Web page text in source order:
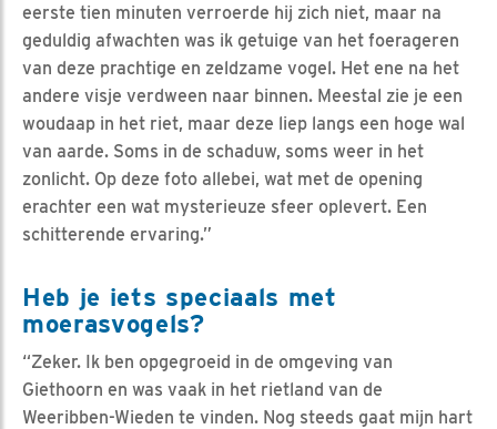
eerste tien minuten verroerde hij zich niet, maar na
geduldig afwachten was ik getuige van het foerageren
van deze prachtige en zeldzame vogel. Het ene na het
andere visje verdween naar binnen. Meestal zie je een
woudaap in het riet, maar deze liep langs een hoge wal
van aarde. Soms in de schaduw, soms weer in het
zonlicht. Op deze foto allebei, wat met de opening
erachter een wat mysterieuze sfeer oplevert. Een
schitterende ervaring.”
Heb je iets speciaals met
moerasvogels?
“Zeker. Ik ben opgegroeid in de omgeving van
Giethoorn en was vaak in het rietland van de
Weeribben-Wieden te vinden. Nog steeds gaat mijn hart